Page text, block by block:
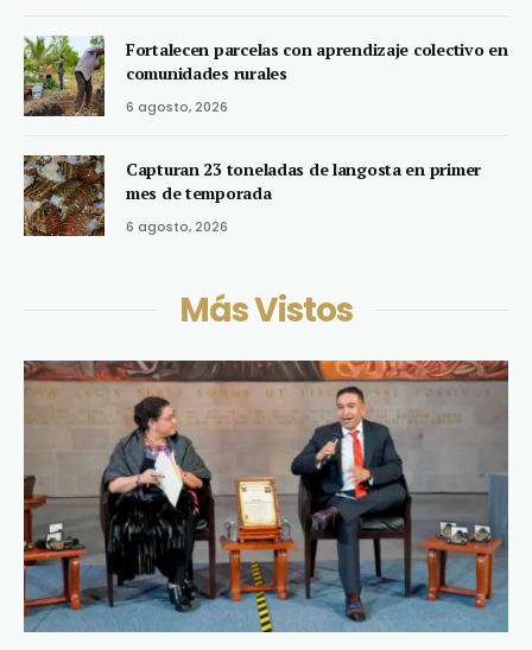
Fortalecen parcelas con aprendizaje colectivo en
comunidades rurales
6 agosto, 2026
Capturan 23 toneladas de langosta en primer
mes de temporada
6 agosto, 2026
Más Vistos